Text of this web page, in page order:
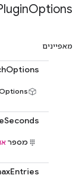
Options
מאפיינים
מספר